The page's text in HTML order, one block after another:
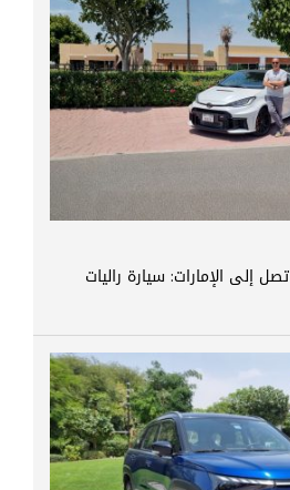
تويوتا GR Yaris 2026 تصل إلى الإمارات: سيارة راليات